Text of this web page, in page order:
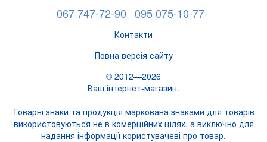
067 747-72-90 095 075-10-77
Контакти
Повна версія сайту
© 2012—2026
Ваш інтернет-магазин.
Товарні знаки та продукція маркована знаками для товарів
використовуються не в комерційних цілях, а виключно для
надання інформації користувачеві про товар.